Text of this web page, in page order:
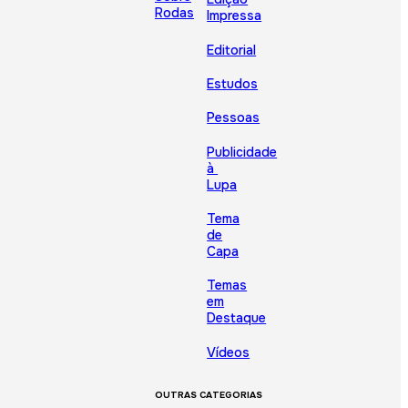
Rodas
Impressa
Editorial
Estudos
Pessoas
Publicidade
à
Lupa
Tema
de
Capa
Temas
em
Destaque
Vídeos
OUTRAS CATEGORIAS